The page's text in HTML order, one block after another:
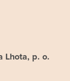
Lhota, p. o.